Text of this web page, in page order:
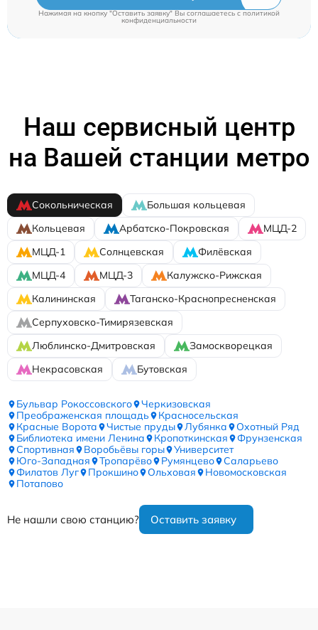
Нажимая на кнопку "Оставить заявку" Вы соглашаетесь c политикой
конфиденциальности
Наш сервисный центр
на Вашей станции метро
Сокольническая
Большая кольцевая
Кольцевая
Арбатско-Покровская
МЦД-2
МЦД-1
Солнцевская
Филёвская
МЦД-4
МЦД-3
Калужско-Рижская
Калининская
Таганско-Краснопресненская
Серпуховско-Тимирязевская
Люблинско-Дмитровская
Замоскворецкая
Некрасовская
Бутовская
Бульвар Рокоссовского
Черкизовская
Преображенская площадь
Красносельская
Красные Ворота
Чистые пруды Лубянка
Охотный Ряд
Библиотека имени Ленина
Кропоткинская
Фрунзенская
Спортивная
Воробьёвы горы
Университет
Юго-Западная
Тропарёво Румянцево
Саларьево
Филатов Луг
Прокшино Ольховая
Новомосковская
Потапово
Не нашли свою станцию? Оставить заявку